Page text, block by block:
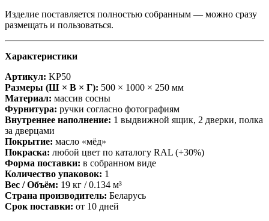
Изделие поставляется полностью собранным — можно сразу
размещать и пользоваться.
Характеристики
Артикул: KP50
Размеры (Ш × В × Г): 500 × 1000 × 250 мм
Материал: массив сосны
Фурнитура: ручки согласно фотографиям
Внутреннее наполнение: 1 выдвижной ящик, 2 дверки, полка
за дверцами
Покрытие: масло «мёд»
Покраска: любой цвет по каталогу RAL (+30%)
Форма поставки: в собранном виде
Количество упаковок: 1
Вес / Объём: 19 кг / 0.134 м³
Страна производитель: Беларусь
Срок поставки: от 10 дней